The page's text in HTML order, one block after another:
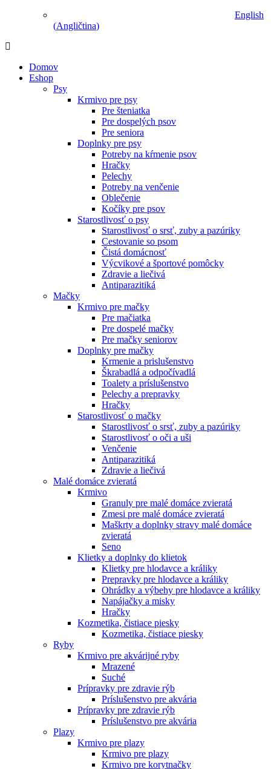
English
(Angličtina)
Domov
Eshop
Psy
Krmivo pre psy
Pre šteniatka
Pre dospelých psov
Pre seniora
Doplnky pre psy
Potreby na kŕmenie psov
Hračky
Pelechy
Potreby na venčenie
Oblečenie
Kočíky pre psov
Starostlivosť o psy
Starostlivosť o srsť, zuby a pazúriky
Cestovanie so psom
Čistá domácnosť
Výcvikové a športové pomôcky
Zdravie a liečivá
Antiparazitiká
Mačky
Krmivo pre mačky
Pre mačiatka
Pre dospelé mačky
Pre mačky seniorov
Doplnky pre mačky
Krmenie a prislušenstvo
Škrabadlá a odpočívadlá
Toalety а príslušenstvo
Pelechy a prepravky
Hračky
Starostlivosť o mačky
Starostlivosť o srsť, zuby a pazúriky
Starostlivosť o oči a uši
Venčenie
Antiparazitiká
Zdravie a liečivá
Malé domáce zvieratá
Krmivo
Granuly pre malé domáce zvieratá
Zmesi pre malé domáce zvieratá
Maškrty a doplnky stravy malé domáce
zvieratá
Seno
Klietky a doplnky do klietok
Klietky pre hlodavce a králiky
Prepravky pre hlodavce a králiky
Ohrádky a výbehy pre hlodavce a králiky
Napájačky a misky
Hračky
Kozmetika, čistiace piesky
Kozmetika, čistiace piesky
Ryby
Krmivo pre akvárijné ryby
Mrazené
Suché
Prípravky pre zdravie rýb
Príslušenstvo pre akvária
Prípravky pre zdravie rýb
Príslušenstvo pre akvária
Plazy
Krmivo pre plazy
Krmivo pre plazy
Krmivo pre korytnačky